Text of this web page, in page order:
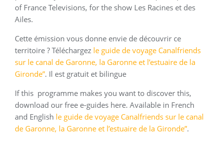
of France Televisions, for the show Les Racines et des
Ailes.
Cette émission vous donne envie de découvrir ce
territoire ? Téléchargez le guide de voyage Canalfriends
sur le canal de Garonne, la Garonne et l’estuaire de la
Gironde”. Il est gratuit et bilingue
If this programme makes you want to discover this,
download our free e-guides here. Available in French
and English le guide de voyage Canalfriends sur le canal
de Garonne, la Garonne et l’estuaire de la Gironde”.